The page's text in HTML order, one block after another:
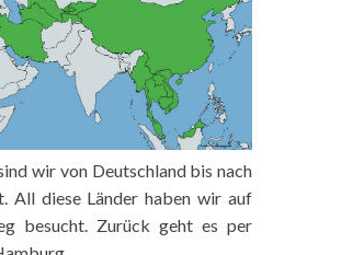
wir von Deutschland bis nach
All diese Länder haben wir auf
besucht. Zurück geht es per